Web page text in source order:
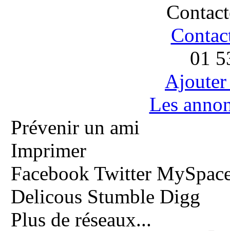
01
Ajouter
Les
Prévenir un ami
Imprimer
Facebook Twitter
Delicous Stumble Digg
Plus de réseaux...